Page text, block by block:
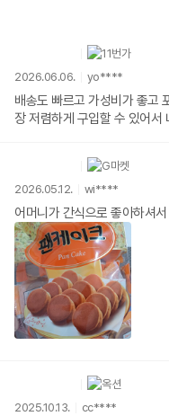
2026.06.06. yo****
배송도 빠르고 가성비가 좋고
장 저렴하게 구입할 수 있어서
2026.05.12. wi****
어머니가 간식으로 좋아하셔
2025.10.13. cc****